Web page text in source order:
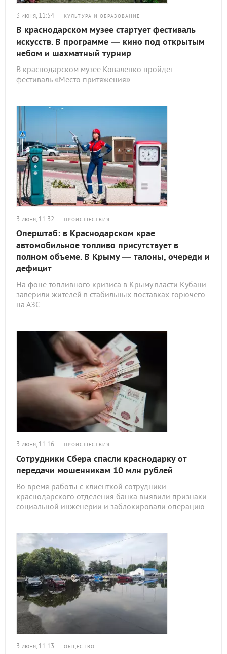
3 июня, 11:54 КУЛЬТУРА И ОБРАЗОВАНИЕ
В краснодарском музее стартует фестиваль
искусств. В программе — кино под открытым
небом и шахматный турнир
В краснодарском музее Коваленко пройдет
фестиваль «Место притяжения»
3 июня, 11:32 ПРОИСШЕСТВИЯ
Оперштаб: в Краснодарском крае
автомобильное топливо присутствует в
полном объеме. В Крыму — талоны, очереди и
дефицит
На фоне топливного кризиса в Крыму власти Кубани
заверили жителей в стабильных поставках горючего
на АЗС
3 июня, 11:16 ПРОИСШЕСТВИЯ
Сотрудники Сбера спасли краснодарку от
передачи мошенникам 10 млн рублей
Во время работы с клиенткой сотрудники
краснодарского отделения банка выявили признаки
социальной инженерии и заблокировали операцию
3 июня, 11:13 ОБЩЕСТВО